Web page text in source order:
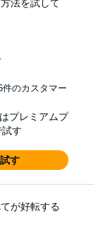
ープン。 現
大企業からヘ
どを務めなが
と声をかけら
んで開運マス
ス笑顔」を
者でもある。
イアンのよう
れるファンも
仕事、人間関
好評を得てい
法を試して
件のカスタマー
プレミアムプ
す
す
が好転する